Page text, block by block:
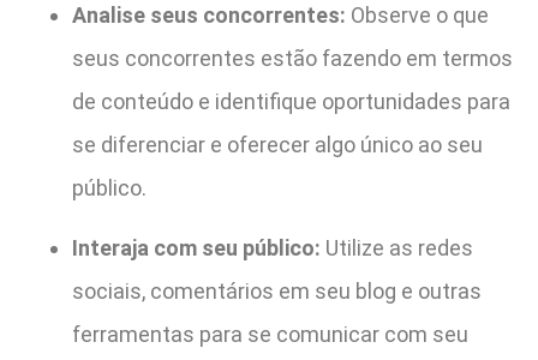
Analise seus concorrentes: Observe o que
seus concorrentes estão fazendo em termos
de conteúdo e identifique oportunidades para
se diferenciar e oferecer algo único ao seu
público.
Interaja com seu público: Utilize as redes
sociais, comentários em seu blog e outras
ferramentas para se comunicar com seu